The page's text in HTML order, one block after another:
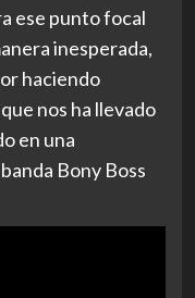
ese punto focal
inesperada,
haciendo
nos ha llevado
en una
Bony Boss